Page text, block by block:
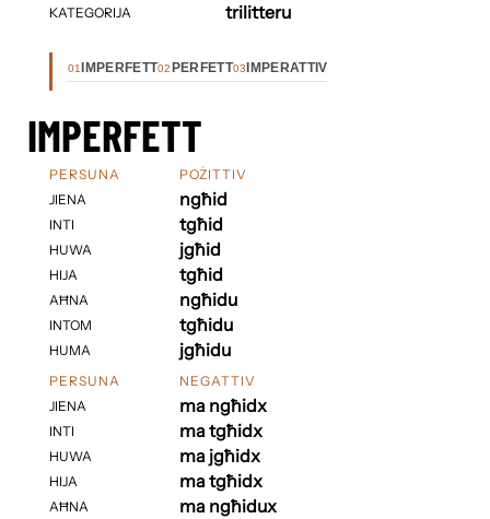
KATEGORIJA
trilitteru
01 IMPERFETT02 PERFETT03 IMPERATTIV
IMPERFETT
PERSUNA
JIENA
INTI
HUWA
HIJA
AĦNA
INTOM
HUMA
POŻITTIV
ngħid
tgħid
jgħid
tgħid
ngħidu
tgħidu
jgħidu
PERSUNA
JIENA
INTI
HUWA
HIJA
AĦNA
NEGATTIV
ma ngħidx
ma tgħidx
ma jgħidx
ma tgħidx
ma ngħidux